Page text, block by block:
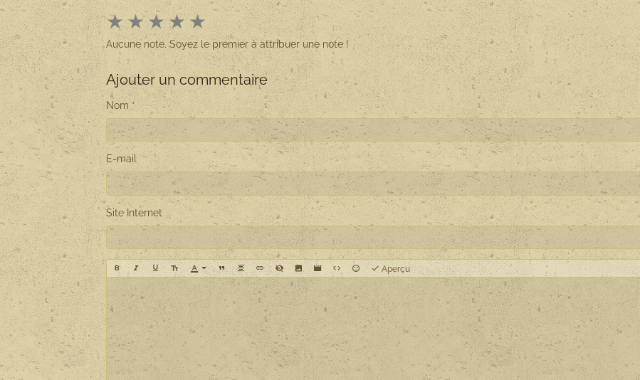
★★★★★
Aucune note. Soyez le premier à attribuer une note !
Ajouter un commentaire
Nom
E-mail
Site Internet
Aperçu